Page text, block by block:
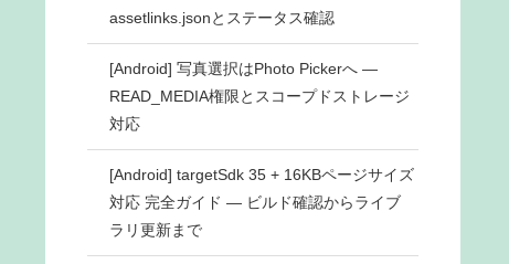
assetlinks.jsonとステータス確認
[Android] 写真選択はPhoto Pickerへ ―
READ_MEDIA権限とスコープドストレージ
対応
[Android] targetSdk 35 + 16KBページサイズ
対応 完全ガイド ― ビルド確認からライブ
ラリ更新まで